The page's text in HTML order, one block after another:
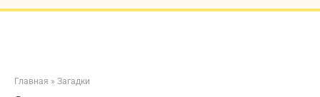
Главная » Загадки